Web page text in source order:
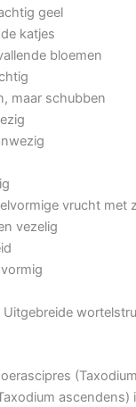
geel
katjes
bloemen
maar schubben
vrucht met
vezelig
ascendens)